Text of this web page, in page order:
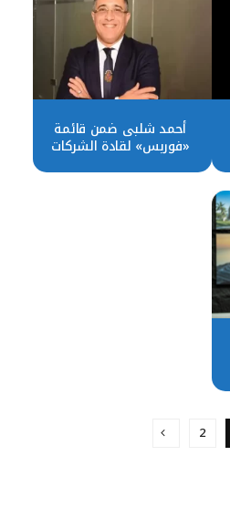
أحمد شلبى ضمن قائمة
«فوربس» لقادة الشركات
2